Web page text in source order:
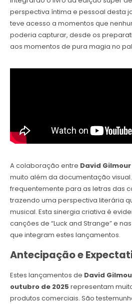
perspectiva íntima e pessoal desta
teve acesso a momentos que
poderia capturar, desde os
aos momentos de pura magia no
A colaboração entre David
muito além da documentação
frequentemente para as letras das
trazendo uma perspectiva literária
musical. Esta sinergia criativa é
canções de “Luck and Strange” e
que integram estes lançamentos.
Antecipação e
Estes lançamentos de David
outubro de 2025 representam
produtos comerciais. São